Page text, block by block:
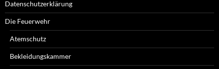
Datenschutzerklärung
Die Feuerwehr
Atemschutz
Bekleidungskammer